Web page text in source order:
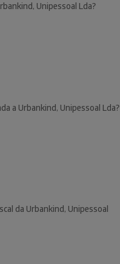
Unipessoal Lda?
a Urbankind, Unipessoal Lda?
da Urbankind, Unipessoal